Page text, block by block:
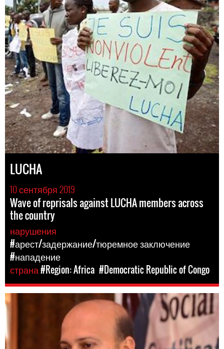
LUCHA
10 сентября 2019
Wave of reprisals against LUCHA members across
the country
нарушения
#арест/задержание/тюремное заключение
#нападение
страна#Region: Africa #Democratic Republic of Congo